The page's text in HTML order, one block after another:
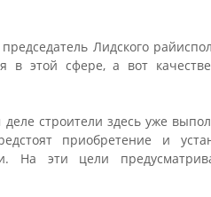
Лидского
в этой сфере, а вот
строители здесь уже
приобретение и
На эти цели